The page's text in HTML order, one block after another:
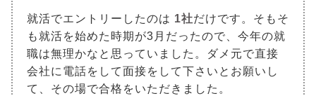
就活でエントリーしたのは 1社だけです。そもそ
も就活を始めた時期が3月だったので、今年の就
職は無理かなと思っていました。ダメ元で直接
会社に電話をして面接をして下さいとお願いし
て、その場で合格をいただきました。